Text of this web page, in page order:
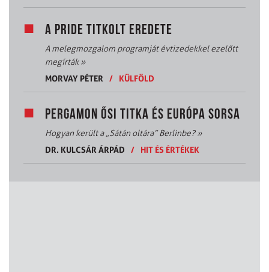
A PRIDE TITKOLT EREDETE
A melegmozgalom programját évtizedekkel ezelőtt
megírták»
MORVAY PÉTER / KÜLFÖLD
PERGAMON ŐSI TITKA ÉS EURÓPA SORSA
Hogyan került a „Sátán oltára” Berlinbe?»
DR. KULCSÁR ÁRPÁD
/ HIT ÉS ÉRTÉKEK